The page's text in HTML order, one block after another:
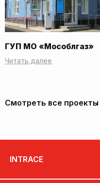
ГУП МО «Мособлгаз»
Читать далее
Смотреть все проекты
INTRACE